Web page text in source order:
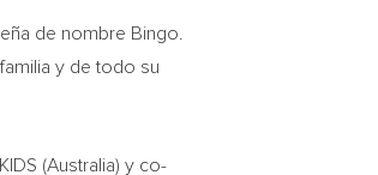
de nombre Bingo.
y de todo su
(Australia) y co-